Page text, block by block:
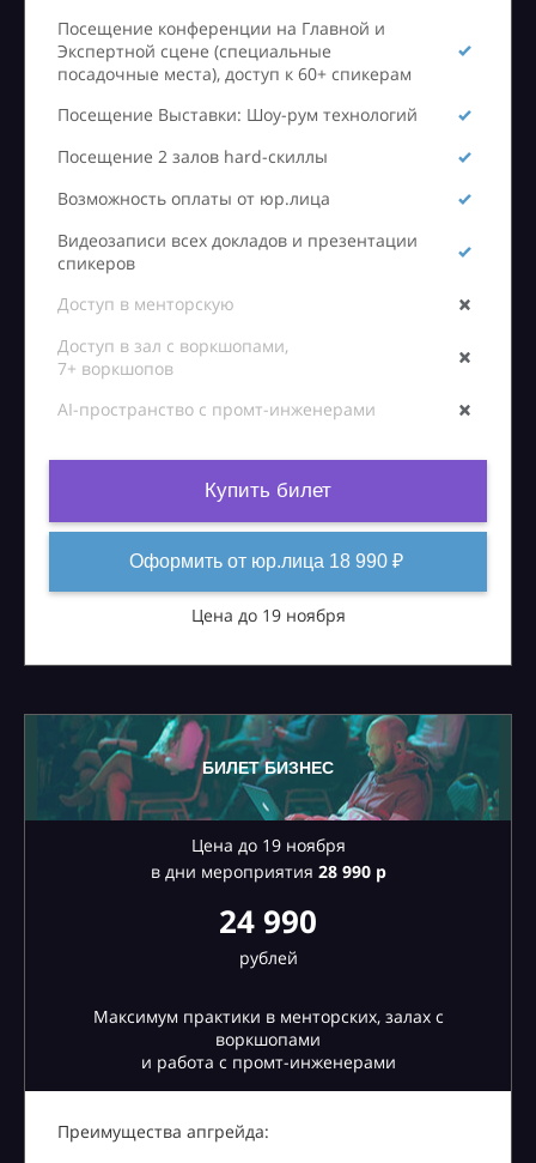
Посещение конференции на Главной и
Экспертной сцене (специальные
посадочные места), доступ к 60+ спикерам
Посещение Выставки: Шоу-рум технологий
Посещение 2 залов hard-скиллы
Возможность оплаты от юр.лица
Видеозаписи всех докладов и презентации
спикеров
Доступ в менторскую
Доступ в зал с воркшопами,
7+ воркшопов
AI-пространство с промт-инженерами
Купить билет
Оформить от юр.лица 18 990 ₽
Цена до 19 ноября
БИЛЕТ БИЗНЕС
Цена до 19 ноября
в дни мероприятия 28990 р
24 990
рублей
Максимум практики в менторских, залах с
воркшопами
и работа с промт-инженерами
Преимущества апгрейда: